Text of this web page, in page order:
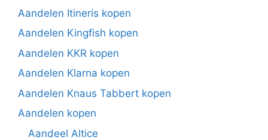
Aandelen Itineris kopen
Aandelen Kingfish kopen
Aandelen KKR kopen
Aandelen Klarna kopen
Aandelen Knaus Tabbert kopen
Aandelen kopen
Aandeel Altice